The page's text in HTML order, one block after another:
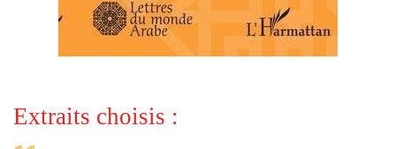
Extraits choisis :